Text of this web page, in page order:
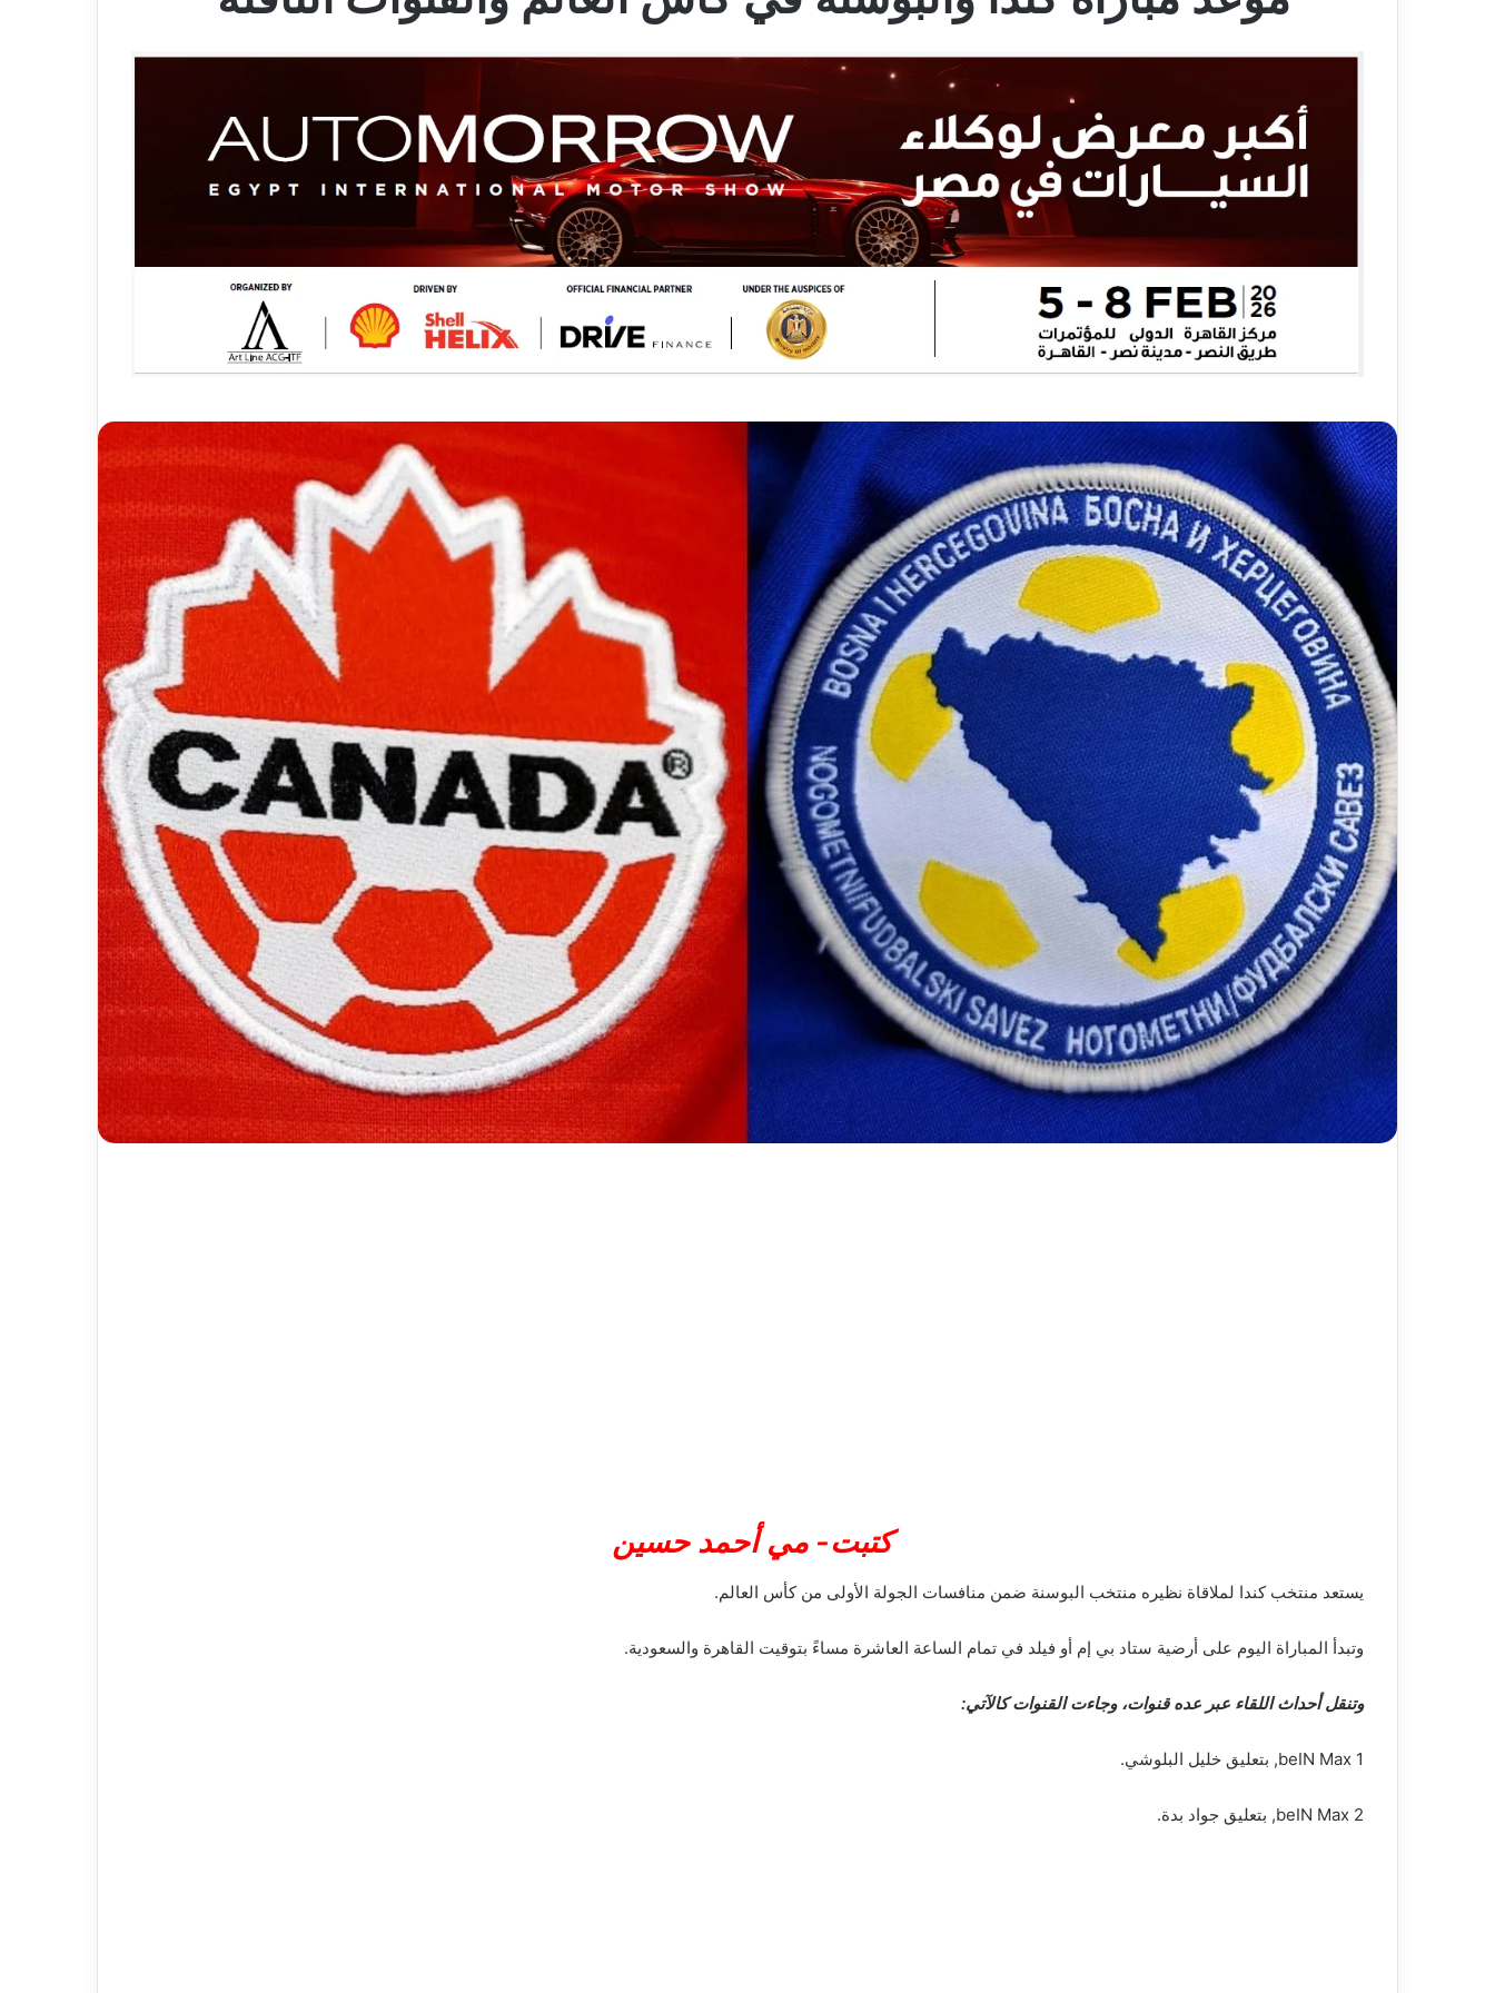
كتبت- مي أحمد حسين
يستعد منتخب كندا لملاقاة نظيره منتخب البوسنة ضمن منافسات الجولة الأولى من كأس العالم.
وتبدأ المباراة اليوم على أرضية ستاد بي إم أو فيلد في تمام الساعة العاشرة مساءً بتوقيت القاهرة والسعودية.
وتنقل أحداث اللقاء عبر عده قنوات، وجاءت القنوات كالآتي:
beIN Max 1, بتعليق خليل البلوشي.
beIN Max 2, بتعليق جواد بدة.